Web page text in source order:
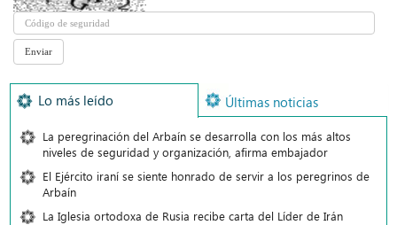
Lo más leído Últimas noticias
La peregrinación del Arbaín se desarrolla con los más altos
niveles de seguridad y organización, afirma embajador
El Ejército iraní se siente honrado de servir a los peregrinos de
Arbaín
La Iglesia ortodoxa de Rusia recibe carta del Líder de Irán